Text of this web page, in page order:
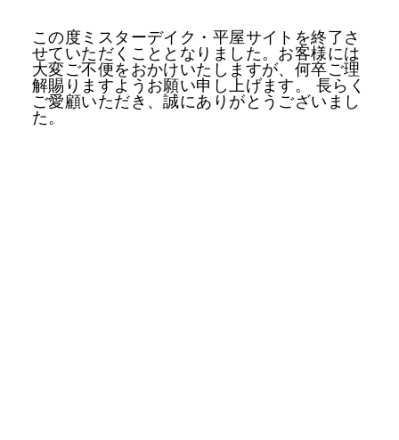
この度ミスターデイク・平屋サイトを終了さ
せていただくこととなりました。お客様には
大変ご不便をおかけいたしますが、何卒ご理
解賜りますようお願い申し上げます。 長らく
ご愛顧いただき、誠にありがとうございまし
た。